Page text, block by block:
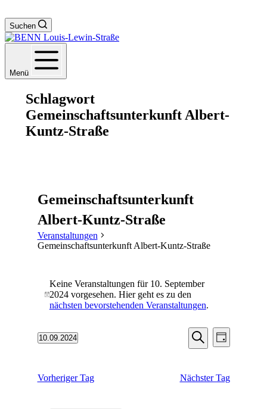
Suchen
Menü
Schlagwort
Gemeinschaftsunterkunft Albert-
Kuntz-Straße
Gemeinschaftsunterkunft
Albert-Kuntz-Straße
Veranstaltungen
Gemeinschaftsunterkunft Albert-Kuntz-Straße
für
10.
2024
Hinweis
Keine Veranstaltungen für 10. September
2024 vorgesehen. Hier geht es zu den
nächsten bevorstehenden Veranstaltungen.
Suche
Ansichten,
Suche
Tag
10.09.2024
Vorheriger Tag
Nächster Tag